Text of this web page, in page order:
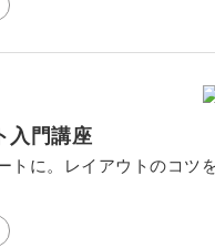
入門講座
に。レイアウトのコツ